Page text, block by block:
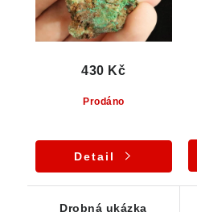
Prodáno
430 Kč
Detail
Drobná ukázka